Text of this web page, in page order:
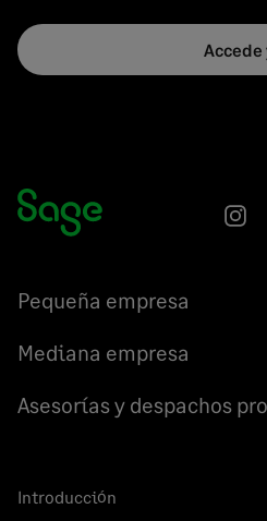
Accede
Pequeña empresa
Mediana empresa
Asesorías y despachos
Introducción